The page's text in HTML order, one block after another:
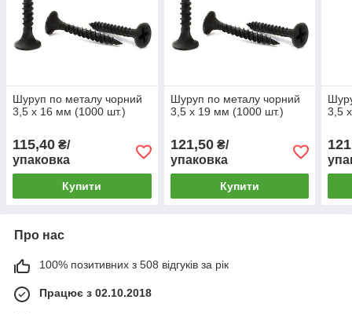
Шуруп по металу чорний
3,5 х 16 мм (1000 шт.)
115,40 ₴/
упаковка
Купити
Шуруп по металу чорний
3,5 х 19 мм (1000 шт.)
121,50₴/
упаковка
Купити
3,5
Про нас
100% позитивних з 508 відгуків за рік
Працює з 02.10.2018